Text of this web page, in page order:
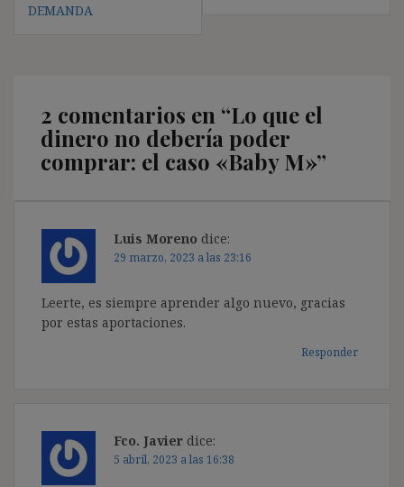
DEMANDA
2 comentarios en “Lo que el
dinero no debería poder
comprar: el caso «Baby M»”
Luis Moreno dice:
29 marzo, 2023 a las 23:16
Leerte, es siempre aprender algo nuevo, gracias
por estas aportaciones.
Responder
Fco. Javier dice:
5 abril, 2023 a las 16:38